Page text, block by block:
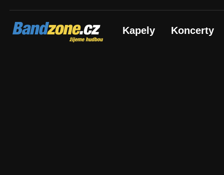
Bandzone.cz
žijeme hudbou Kapely Koncerty